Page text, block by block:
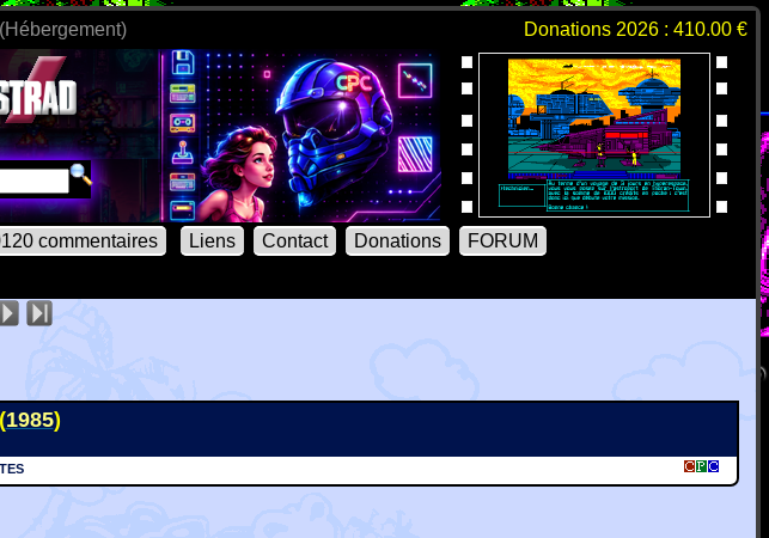
(Hébergement) Donations 2026 : 410.00 €
commentaires Liens Contact Donations
FORUM
1985)